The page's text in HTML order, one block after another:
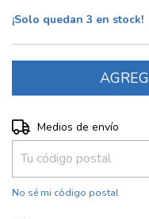
¡Solo quedan 3 en stock!
Entregas para el CP:
Medios de envío
No sé mi código postal